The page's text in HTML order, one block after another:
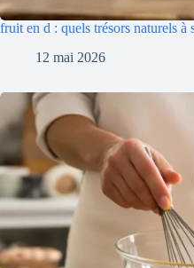
fruit en d : quels trésors naturels à
12 mai 2026